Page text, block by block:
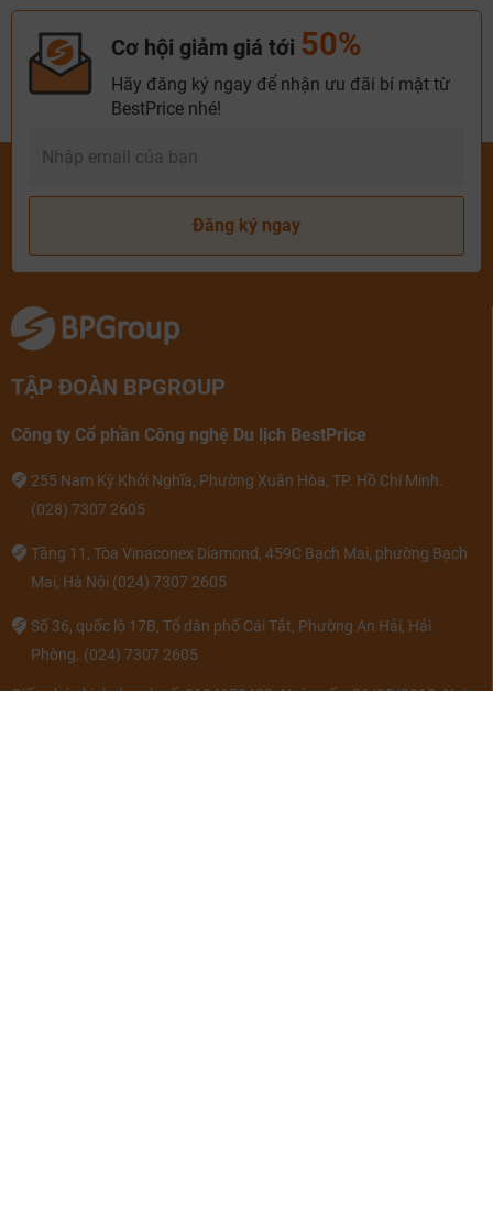
Cơ hội giảm giá tới 50%
Hãy đăng ký ngay để nhận ưu đãi bí mật từ
BestPrice nhé!
Đăng ký ngay
TẬP ĐOÀN BPGROUP
Công ty Cổ phần Công nghệ Du lịch BestPrice
255 Nam Kỳ Khởi Nghĩa, Phường Xuân Hòa, TP. Hồ Chí Minh.
(028) 7307 2605
Tầng 11, Tòa Vinaconex Diamond, 459C Bạch Mai, phường Bạch
Mai, Hà Nội (024) 7307 2605
Số 36, quốc lộ 17B, Tổ dân phố Cái Tắt, Phường An Hải, Hải
Phòng. (024) 7307 2605
Giấy phép kinh doanh số: 0104679428. Ngày cấp: 26/05/2010. Nơi